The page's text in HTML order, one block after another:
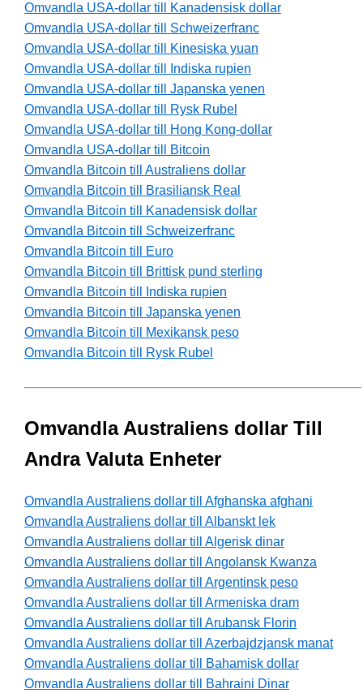
Omvandla USA-dollar till Kanadensisk dollar
Omvandla USA-dollar till Schweizerfranc
Omvandla USA-dollar till Kinesiska yuan
Omvandla USA-dollar till Indiska rupien
Omvandla USA-dollar till Japanska yenen
Omvandla USA-dollar till Rysk Rubel
Omvandla USA-dollar till Hong Kong-dollar
Omvandla USA-dollar till Bitcoin
Omvandla Bitcoin till Australiens dollar
Omvandla Bitcoin till Brasiliansk Real
Omvandla Bitcoin till Kanadensisk dollar
Omvandla Bitcoin till Schweizerfranc
Omvandla Bitcoin till Euro
Omvandla Bitcoin till Brittisk pund sterling
Omvandla Bitcoin till Indiska rupien
Omvandla Bitcoin till Japanska yenen
Omvandla Bitcoin till Mexikansk peso
Omvandla Bitcoin till Rysk Rubel
Omvandla Australiens dollar Till
Andra Valuta Enheter
Omvandla Australiens dollar till Afghanska afghani
Omvandla Australiens dollar till Albanskt lek
Omvandla Australiens dollar till Algerisk dinar
Omvandla Australiens dollar till Angolansk Kwanza
Omvandla Australiens dollar till Argentinsk peso
Omvandla Australiens dollar till Armeniska dram
Omvandla Australiens dollar till Arubansk Florin
Omvandla Australiens dollar till Azerbajdzjansk manat
Omvandla Australiens dollar till Bahamisk dollar
Omvandla Australiens dollar till Bahraini Dinar